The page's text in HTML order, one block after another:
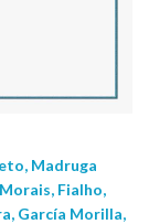
Madruga
Fialho,
García Morilla,